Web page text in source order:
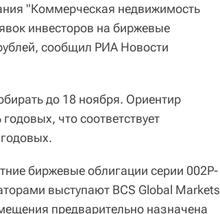
"Коммерческая недвижимость
инвесторов на биржевые
сообщил РИА Новости
до 18 ноября. Ориентир
что соответствует
биржевые облигации серии 002P-
выступают BCS Global Markets
предварительно назначена